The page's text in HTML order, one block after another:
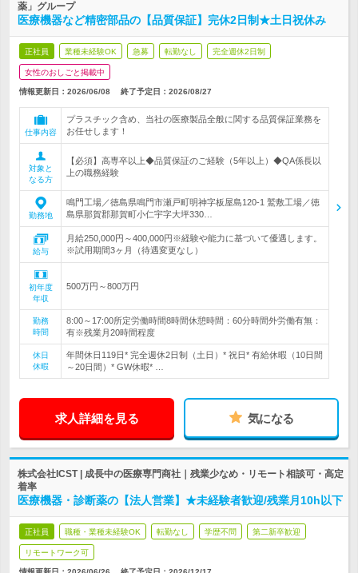
薬」グループ
医療機器など精密部品の【品質保証】完休2日制★土日祝休み
正社員 業種未経験OK 急募 転勤なし 完全週休2日制
女性のおしごと掲載中
情報更新日：2026/06/08 終了予定日： 2026/08/27
仕事内容
プラスチック含め、当社の医療製品全般に関する品質保証業務を
お任せします！
対象と
なる方
【必須】高専卒以上◆品質保証のご経験（5年以上）◆QA係長以
上の職務経験
勤務地
鳴門工場／徳島県鳴門市瀬戸町明神字板屋島120-1 鷲敷工場／徳
島県那賀郡那賀町小仁宇字大坪330…
給与
月給250,000円～400,000円※経験や能力に基づいて優遇します。
※試用期間3ヶ月（待遇変更なし）
初年度
年収
500万円～800万円
勤務
時間
8:00～17:00所定労働時間8時間休憩時間：60分時間外労働有無：
有※残業月20時間程度
休日
休暇
年間休日119日* 完全週休2日制（土日）* 祝日* 有給休暇（10日間
～20日間）* GW休暇* …
求人詳細を見る 気になる
株式会社ICST | 成長中の医療専門商社｜残業少なめ・リモート相談可・高定
着率
医療機器・診断薬の【法人営業】★未経験者歓迎/残業月10h以下
正社員 職種・業種未経験OK 転勤なし 学歴不問 第二新卒歓迎
リモートワーク可